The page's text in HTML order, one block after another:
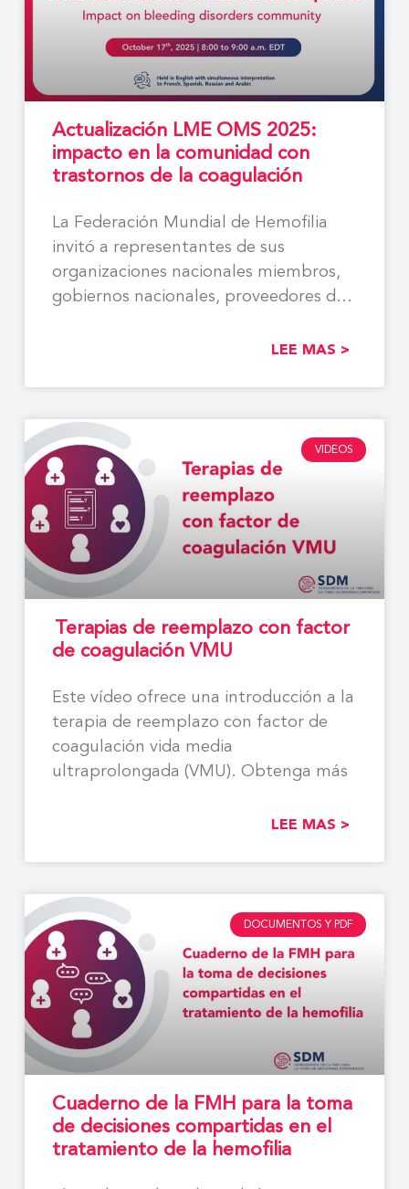
Actualización LME OMS 2025:
impacto en la comunidad con
trastornos de la coagulación
La Federación Mundial de Hemofilia
invitó a representantes de sus
organizaciones nacionales miembros,
gobiernos nacionales, proveedores de
LEE MAS >
VIDEOS
Terapias de reemplazo con factor
de coagulación VMU
Este vídeo ofrece una introducción a la
terapia de reemplazo con factor de
coagulación vida media
ultraprolongada (VMU). Obtenga más
LEE MAS >
DOCUMENTOS Y PDF
Cuaderno de la FMH para la toma
de decisiones compartidas en el
tratamiento de la hemofilia